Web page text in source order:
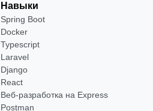
Навыки
Spring Boot
Docker
Typescript
Laravel
Django
React
Веб-разработка на Express
Postman